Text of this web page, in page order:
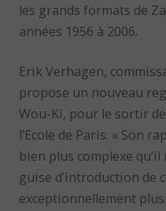
les grands formats de
années 1956 à 2006.
Erik Verhagen,
propose un nouveau
Wou-Ki, pour le sortir
l’Ecole de Paris. « Son
bien plus complexe
guise d’introduction de
exceptionnellement